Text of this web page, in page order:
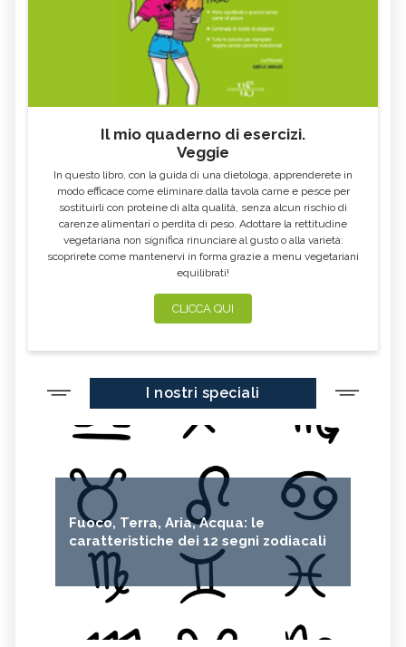
Il mio quaderno di esercizi.
Veggie
In questo libro, con la guida di una dietologa, apprenderete in
modo efficace come eliminare dalla tavola carne e pesce per
sostituirli con proteine di alta qualità, senza alcun rischio di
carenze alimentari o perdita di peso. Adottare la rettitudine
vegetariana non significa rinunciare al gusto o alla varietà:
scoprirete come mantenervi in forma grazie a menu vegetariani
equilibrati!
CLICCA QUI
I nostri speciali
Fuoco, Terra, Aria, Acqua: le
caratteristiche dei 12 segni zodiacali